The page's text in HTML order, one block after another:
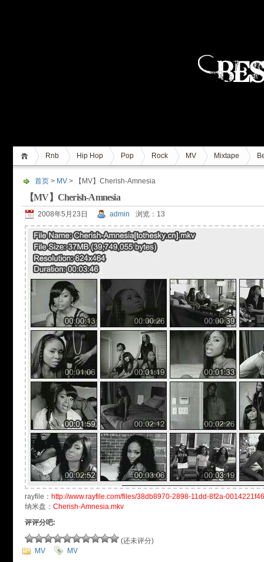
Rnb Hip Hop Pop Rock MV Mixtape
首页 > MV > 【MV】Cherish-Amnesia
【MV】Cherish-Amnesia
2008年5月23日 admin 浏览：13
rayfile： http://www.rayfile.com/files/38db8970-2898-11dd-8f2a-
纳米盘： Cherish-Amnesia.mkv
评评分吧:
(还未评分)
MV
MV